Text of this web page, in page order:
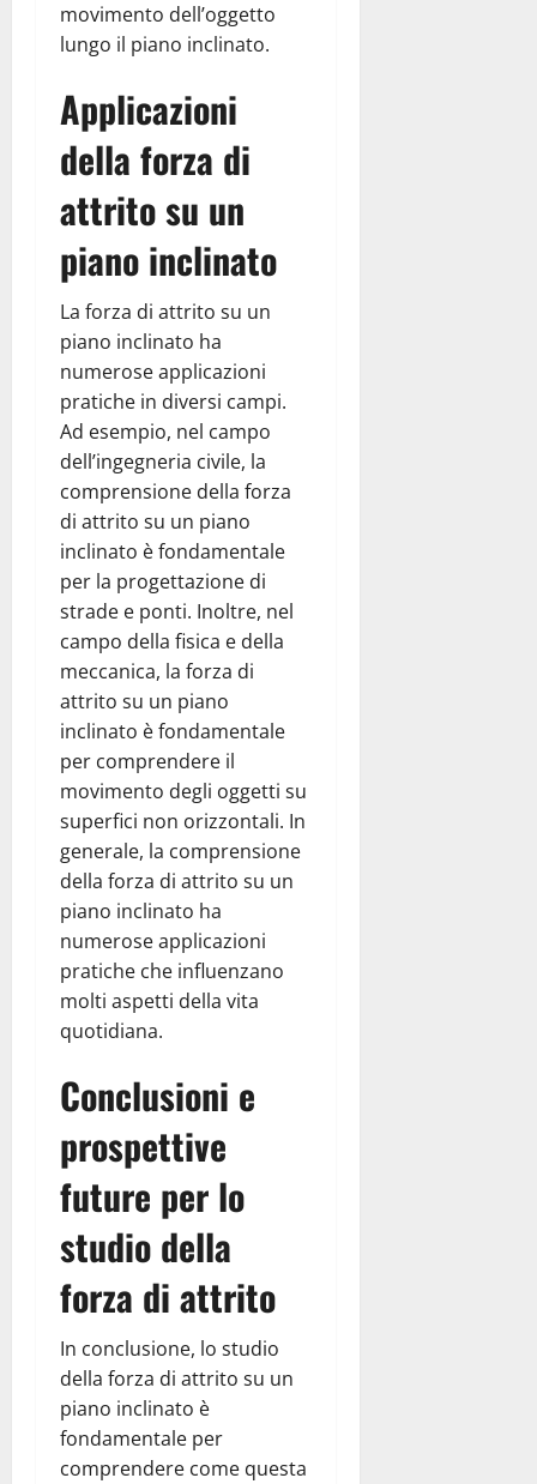
movimento dell’oggetto
lungo il piano inclinato.
Applicazioni
della forza di
attrito su un
piano inclinato
La forza di attrito su un
piano inclinato ha
numerose applicazioni
pratiche in diversi campi.
Ad esempio, nel campo
dell’ingegneria civile, la
comprensione della forza
di attrito su un piano
inclinato è fondamentale
per la progettazione di
strade e ponti. Inoltre, nel
campo della fisica e della
meccanica, la forza di
attrito su un piano
inclinato è fondamentale
per comprendere il
movimento degli oggetti su
superfici non orizzontali. In
generale, la comprensione
della forza di attrito su un
piano inclinato ha
numerose applicazioni
pratiche che influenzano
molti aspetti della vita
quotidiana.
Conclusioni e
prospettive
future per lo
studio della
forza di attrito
In conclusione, lo studio
della forza di attrito su un
piano inclinato è
fondamentale per
comprendere come questa